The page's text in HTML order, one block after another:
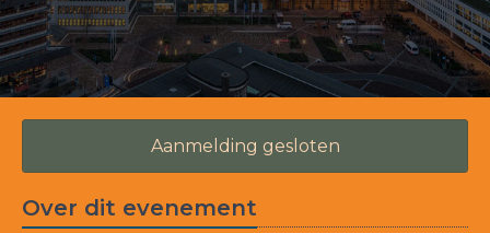
Aanmelding gesloten
Over dit evenement